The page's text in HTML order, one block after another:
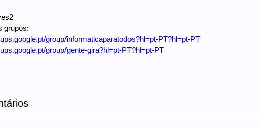
grupos:
group/informaticaparatodos?hl=pt-PT?hl=pt-PT
group/gente-gira?hl=pt-PT?hl=pt-PT